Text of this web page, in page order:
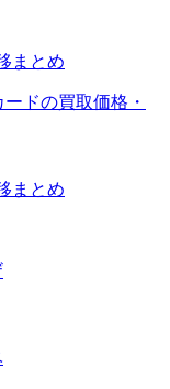
まとめ
まとめ